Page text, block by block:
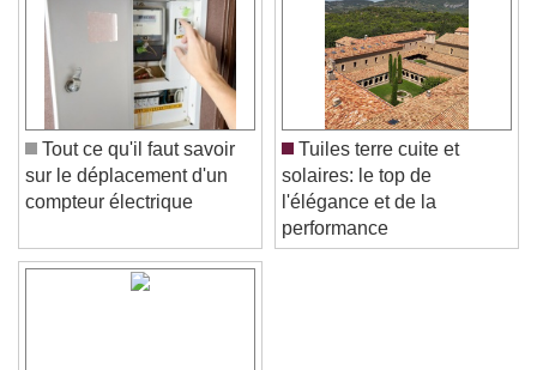
Tout ce qu'il faut savoir
sur le déplacement d'un
compteur électrique
Tuiles terre cuite et
solaires: le top de
l'élégance et de la
performance